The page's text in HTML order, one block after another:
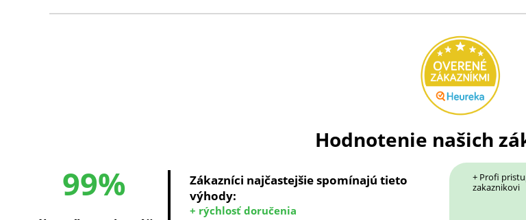
Hodnotenie našich
99%
Zákazníci najčastejšie spomínajú tieto
výhody:
+ rýchlosť doručenia
+ Profi
zakaznikovi